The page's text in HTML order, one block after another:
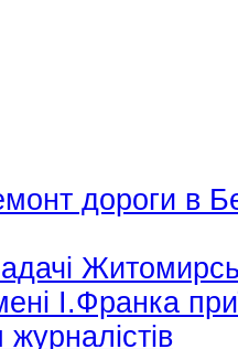
дороги в
І.Франка